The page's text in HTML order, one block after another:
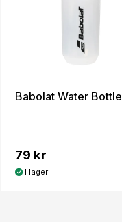
Babolat Water Bottle
79 kr
I lager